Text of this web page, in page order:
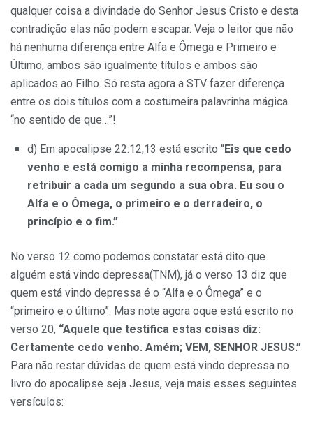
qualquer coisa a divindade do Senhor Jesus Cristo e desta
contradição elas não podem escapar. Veja o leitor que não
há nenhuma diferença entre Alfa e Ômega e Primeiro e
Último, ambos são igualmente títulos e ambos são
aplicados ao Filho. Só resta agora a STV fazer diferença
entre os dois títulos com a costumeira palavrinha mágica
“no sentido de que…”!
d) Em apocalipse 22:12,13 está escrito “Eis que cedo
venho e está comigo a minha recompensa, para
retribuir a cada um segundo a sua obra. Eu sou o
Alfa e o Ômega, o primeiro e o derradeiro, o
princípio e o fim.”
No verso 12 como podemos constatar está dito que
alguém está vindo depressa(TNM), já o verso 13 diz que
quem está vindo depressa é o “Alfa e o Ômega” e o
“primeiro e o último”. Mas note agora oque está escrito no
verso 20, “Aquele que testifica estas coisas diz:
Certamente cedo venho. Amém; VEM, SENHOR JESUS.”
Para não restar dúvidas de quem está vindo depressa no
livro do apocalipse seja Jesus, veja mais esses seguintes
versículos: